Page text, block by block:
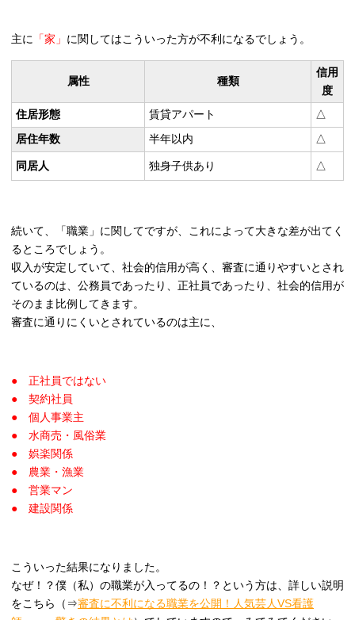
主に 「家」 に関してはこういった方が不利になるでしょう。
属性 種類
信用
度
住居形態
賃貸アパート
△
居住年数
半年以内 △
同居人 独身子供あり △
続いて、「職業」に関してですが、これによって大きな差が出てく
るところでしょう。
収入が安定していて、社会的信用が高く、審査に通りやすいとされ
ているのは、公務員であったり、正社員であったり、社会的信用が
そのまま比例してきます。
審査に通りにくいとされているのは主に、
● 正社員ではない
● 契約社員
● 個人事業主
● 水商売・風俗業
● 娯楽関係
● 農業・漁業
● 営業マン
● 建設関係
こういった結果になりました。
なぜ！？僕（私）の職業が入ってるの！？という方は、詳しい説明
をこちら（⇒審査に不利になる職業を公開！人気芸人VS看護